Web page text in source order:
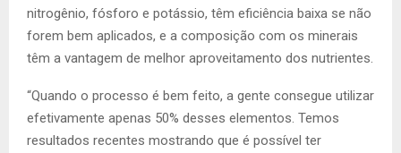
nitrogênio, fósforo e potássio, têm eficiência baixa se não
forem bem aplicados, e a composição com os minerais
têm a vantagem de melhor aproveitamento dos nutrientes.
“Quando o processo é bem feito, a gente consegue utilizar
efetivamente apenas 50% desses elementos. Temos
resultados recentes mostrando que é possível ter